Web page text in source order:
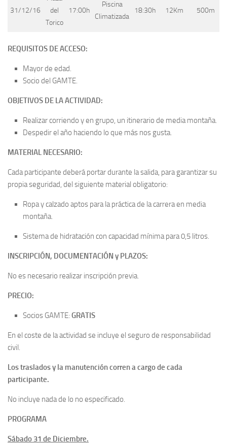
31/12/16
del
Torico
17:00h
Piscina
Climatizada
18:30h 12Km 500m
REQUISITOS DE ACCESO:
Mayor de edad.
Socio del GAMTE.
OBJETIVOS DE LA ACTIVIDAD:
Realizar corriendo y en grupo, un itinerario de media montaña.
Despedir el año haciendo lo que más nos gusta.
MATERIAL NECESARIO:
Cada participante deberá portar durante la salida, para garantizar su
propia seguridad, del siguiente material obligatorio:
Ropa y calzado aptos para la práctica de la carrera en media
montaña.
Sistema de hidratación con capacidad mínima para 0,5 litros.
INSCRIPCIÓN, DOCUMENTACIÓN y PLAZOS:
No es necesario realizar inscripción previa.
PRECIO:
Socios GAMTE: GRATIS
En el coste de la actividad se incluye el seguro de responsabilidad
civil.
Los traslados y la manutención corren a cargo de cada
participante.
No incluye nada de lo no especificado.
PROGRAMA
Sábado 31 de Diciembre.